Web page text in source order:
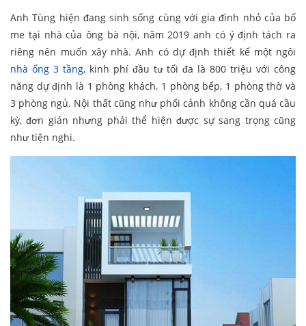
Anh Tùng hiện đang sinh sống cùng với gia đình nhỏ của bố
me tại nhà của ông bà nội, năm 2019 anh có ý định tách ra
riêng nên muốn xây nhà. Anh có dự định thiết kế một ngôi
nhà ống 3 tầng, kinh phí đầu tư tối đa là 800 triệu với công
năng dự định là 1 phòng khách, 1 phòng bếp, 1 phòng thờ và
3 phòng ngủ. Nội thất cũng như phối cảnh không cần quá cầu
kỳ, đơn giản nhưng phải thể hiện được sự sang trọng cũng
như tiện nghi.